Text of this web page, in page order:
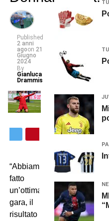
Published
2 anni
agoon 21
Giugno
2024
By
Gianluca
Drammis
“Abbiamo
fatto
un’ottima
gara, il
risultato